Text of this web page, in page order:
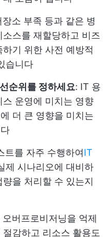
장소 부족 등과 같은 병
스를 재할당하고 비즈
기 위한 사전 예방적
습니다
순위를 정하세요: IT 용
운영에 미치는 영향
더 큰 영향을 미치는
트를 자주 수행하여IT
제 시나리오에 대비하
을 처리할 수 있는지
오버프로비저닝을 억제
감하고 리소스 활용도